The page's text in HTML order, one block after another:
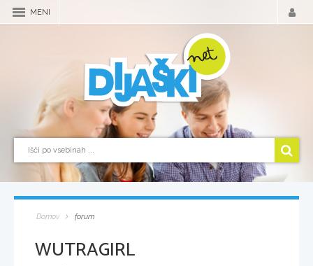
MENI
Domov forum
WUTRAGIRL